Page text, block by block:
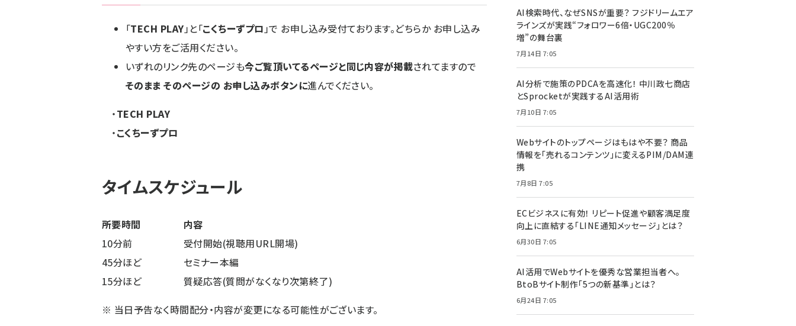
「TECH PLAY」と「こくちーずプロ」で お申し込み受付ております。どちらか お申し込み
やすい方をご活用ください。
いずれのリンク先のページも今ご覧頂いてるページと同じ内容が掲載されてますので
そのまま そのページの お申し込みボタンに進んでください。
・TECH PLAY
・こくちーずプロ
タイムスケジュール
所要時間
内容
10分前
受付開始(視聴用URL開場)
45分ほど
セミナー本編
15分ほど
質疑応答(質問がなくなり次第終了)
※ 当日予告なく時間配分・内容が変更になる可能性がございます。
AI検索時代、なぜSNSが重要？ フジドリームエア
ラインズが実践“フォロワー6倍・UGC200％
増”の舞台裏
7月14日 7:05
AI分析で施策のPDCAを高速化！ 中川政七商店
とSprocketが実践するAI活用術
7月10日 7:05
Webサイトのトップページはもはや不要？ 商品
情報を「売れるコンテンツ」に変えるPIM/DAM連
携
7月8日 7:05
ECビジネスに有効！ リピート促進や顧客満足度
向上に直結する「LINE通知メッセージ」とは？
6月30日 7:05
AI活用でWebサイトを優秀な営業担当者へ。
BtoBサイト制作「5つの新基準」とは？
6月24日 7:05